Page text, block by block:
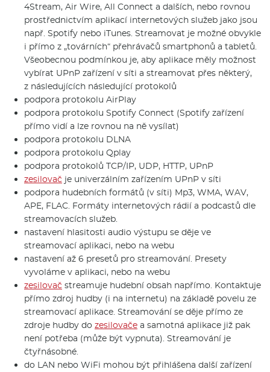
4Stream, Air Wire, All Connect a dalších, nebo rovnou
prostřednictvím aplikací internetových služeb jako jsou
např. Spotify nebo iTunes. Streamovat je možné obvykle
i přímo z „továrních“ přehrávačů smartphonů a tabletů.
Všeobecnou podmínkou je, aby aplikace měly možnost
vybírat UPnP zařízení v síti a streamovat přes některý,
z následujících následující protokolů
podpora protokolu AirPlay
podpora protokolu Spotify Connect (Spotify zařízení
přímo vidí a lze rovnou na ně vysílat)
podpora protokolu DLNA
podpora protokolu Qplay
podpora protokolů TCP/IP, UDP, HTTP, UPnP
zesilovač je univerzálním zařízením UPnP v síti
podpora hudebních formátů (v síti) Mp3, WMA, WAV,
APE, FLAC. Formáty internetových rádií a podcastů dle
streamovacích služeb.
nastavení hlasitosti audio výstupu se děje ve
streamovací aplikaci, nebo na webu
nastavení až 6 presetů pro streamování. Presety
vyvoláme v aplikaci, nebo na webu
zesilovač streamuje hudební obsah napřímo. Kontaktuje
přímo zdroj hudby (i na internetu) na základě povelu ze
streamovací aplikace. Streamování se děje přímo ze
zdroje hudby do zesilovače a samotná aplikace již pak
není potřeba (může být vypnuta). Streamování je
čtyřnásobné.
do LAN nebo WiFi mohou být přihlášena další zařízení